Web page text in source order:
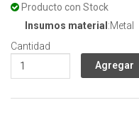
Producto con Stock
Insumos material :Metal
Cantidad